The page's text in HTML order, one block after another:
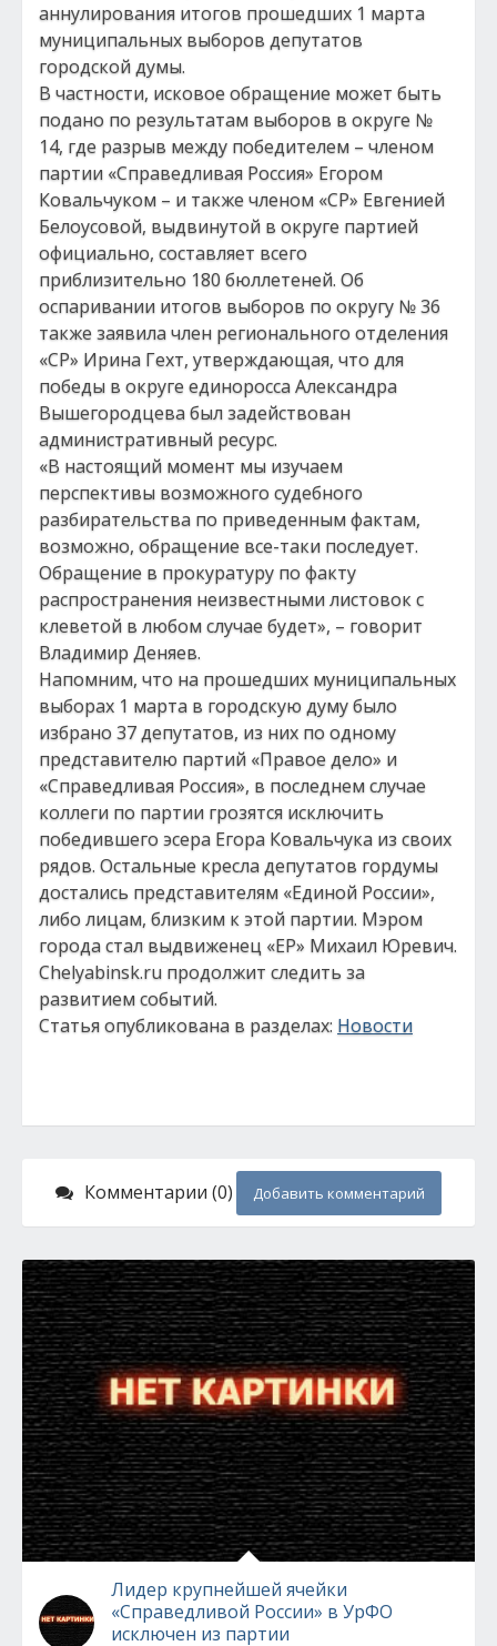
аннулирования итогов прошедших 1 марта
муниципальных выборов депутатов
городской думы.
В частности, исковое обращение может быть
подано по результатам выборов в округе №
14, где разрыв между победителем – членом
партии «Справедливая Россия» Егором
Ковальчуком – и также членом «СР» Евгенией
Белоусовой, выдвинутой в округе партией
официально, составляет всего
приблизительно 180 бюллетеней. Об
оспаривании итогов выборов по округу № 36
также заявила член регионального отделения
«СР» Ирина Гехт, утверждающая, что для
победы в округе единоросса Александра
Вышегородцева был задействован
административный ресурс.
«В настоящий момент мы изучаем
перспективы возможного судебного
разбирательства по приведенным фактам,
возможно, обращение все-таки последует.
Обращение в прокуратуру по факту
распространения неизвестными листовок с
клеветой в любом случае будет», – говорит
Владимир Деняев.
Напомним, что на прошедших муниципальных
выборах 1 марта в городскую думу было
избрано 37 депутатов, из них по одному
представителю партий «Правое дело» и
«Справедливая Россия», в последнем случае
коллеги по партии грозятся исключить
победившего эсера Егора Ковальчука из своих
рядов. Остальные кресла депутатов гордумы
достались представителям «Единой России»,
либо лицам, близким к этой партии. Мэром
города стал выдвиженец «ЕР» Михаил Юревич.
Chelyabinsk.ru продолжит следить за
развитием событий.
Статья опубликована в разделах: Новости
Комментарии (0) Добавить комментарий
Лидер крупнейшей ячейки
«Справедливой России» в УрФО
исключен из партии